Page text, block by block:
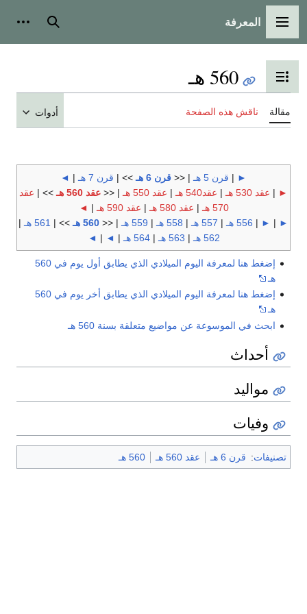
القائمة الرئيسية
المعرفة بحث
تبديل عرض جدول المحتويات
560 هـ
مقالة ناقش هذه الصفحة أدوات
►
| قرن 5 هـ | << قرن 6 هـ >> | قرن 7 هـ |
◄
►
| عقد 530 هـ | عقد540 هـ | عقد 550 هـ | << عقد 560 هـ >> | عقد
570 هـ
| عقد 580 هـ | عقد 590 هـ |
◄
►
|
►
| 556 هـ | 557 هـ | 558 هـ | 559 هـ | << 560 هـ >> | 561 هـ
|
562 هـ
| 563 هـ |564 هـ |
◄
|
◄
إضغط هنا لمعرفة اليوم الميلادي الذي يطابق أول يوم في 560
هـ
إضغط هنا لمعرفة اليوم الميلادي الذي يطابق أخر يوم في 560
هـ
ابحث في الموسوعة عن مواضيع متعلقة بسنة 560 هـ
أحداث
مواليد
وفيات
تصنيفات: قرن 6 هـ عقد 560 هـ 560 هـ